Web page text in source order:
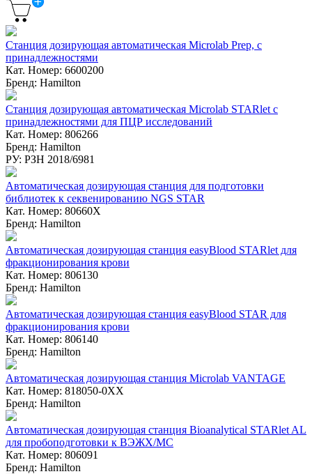
Станция дозирующая автоматическая Microlab Prep, с
принадлежностями
Кат. Номер: 6600200
Бренд: Hamilton
Станция дозирующая автоматическая Microlab STARlet с
принадлежностями для ПЦР исследований
Кат. Номер: 806266
Бренд: Hamilton
РУ: РЗН 2018/6981
Автоматическая дозирующая станция для подготовки
библиотек к секвенированию NGS STAR
Кат. Номер: 80660X
Бренд: Hamilton
Автоматическая дозирующая станция easyBlood STARlet для
фракционирования крови
Кат. Номер: 806130
Бренд: Hamilton
Автоматическая дозирующая станция easyBlood STAR для
фракционирования крови
Кат. Номер: 806140
Бренд: Hamilton
Автоматическая дозирующая станция Microlab VANTAGE
Кат. Номер: 818050-0ХХ
Бренд: Hamilton
Автоматическая дозирующая станция Bioanalytical STARlet AL
для пробоподготовки к ВЭЖХ/МС
Кат. Номер: 806091
Бренд: Hamilton